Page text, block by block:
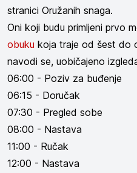
stranici Oružanih snaga.
Oni koji budu primljeni prvo
obuku koja traje od šest do
navodi se, uobičajeno
06:00 - Poziv za buđenje
06:15 - Doručak
07:30 - Pregled sobe
08:00 - Nastava
11:00 - Ručak
12:00 - Nastava